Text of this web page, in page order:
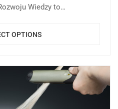
Wiedzy to
OPTIONS